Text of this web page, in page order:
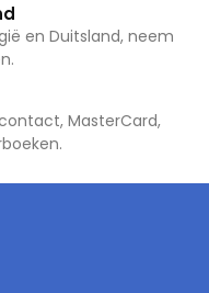
en Duitsland, neem
MasterCard,